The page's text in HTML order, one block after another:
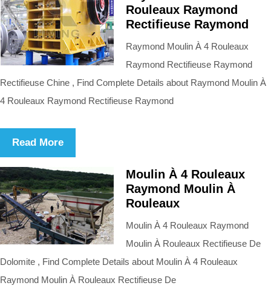
Rouleaux Raymond
Rectifieuse Raymond
Raymond Moulin À 4 Rouleaux
Raymond Rectifieuse Raymond
Rectifieuse Chine , Find Complete Details about Raymond Moulin À
4 Rouleaux Raymond Rectifieuse Raymond
Read More
Moulin À 4 Rouleaux
Raymond Moulin À
Rouleaux
Moulin À 4 Rouleaux Raymond
Moulin À Rouleaux Rectifieuse De
Dolomite , Find Complete Details about Moulin À 4 Rouleaux
Raymond Moulin À Rouleaux Rectifieuse De